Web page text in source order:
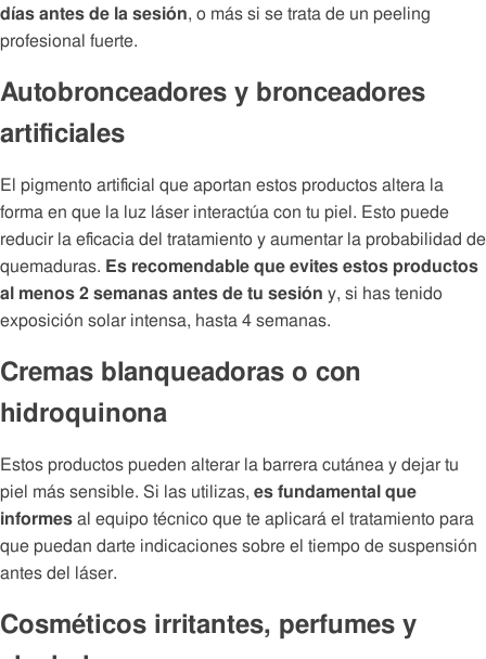
días antes de la sesión, o más si se trata de un peeling
profesional fuerte.
Autobronceadores y bronceadores
artificiales
El pigmento artificial que aportan estos productos altera la
forma en que la luz láser interactúa con tu piel. Esto puede
reducir la eficacia del tratamiento y aumentar la probabilidad de
quemaduras. Es recomendable que evites estos productos
al menos 2 semanas antes de tu sesión y, si has tenido
exposición solar intensa, hasta 4 semanas.
Cremas blanqueadoras o con
hidroquinona
Estos productos pueden alterar la barrera cutánea y dejar tu
piel más sensible. Si las utilizas, es fundamental que
informesal equipo técnico que te aplicará el tratamiento para
que puedan darte indicaciones sobre el tiempo de suspensión
antes del láser.
Cosméticos irritantes, perfumes y